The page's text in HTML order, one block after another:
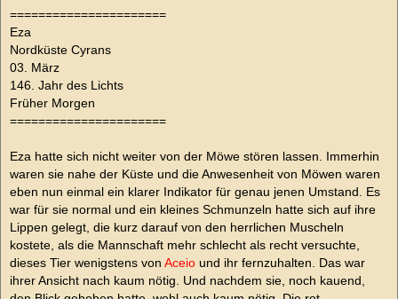
r
a
g
======================
Eza
Nordküste Cyrans
03. März
146. Jahr des Lichts
Früher Morgen
======================
Eza hatte sich nicht weiter von der Möwe stören lassen. Immerhin
waren sie nahe der Küste und die Anwesenheit von Möwen waren
eben nun einmal ein klarer Indikator für genau jenen Umstand. Es
war für sie normal und ein kleines Schmunzeln hatte sich auf ihre
Lippen gelegt, die kurz darauf von den herrlichen Muscheln
kostete, als die Mannschaft mehr schlecht als recht versuchte,
dieses Tier wenigstens von Aceio und ihr fernzuhalten. Das war
ihrer Ansicht nach kaum nötig. Und nachdem sie, noch kauend,